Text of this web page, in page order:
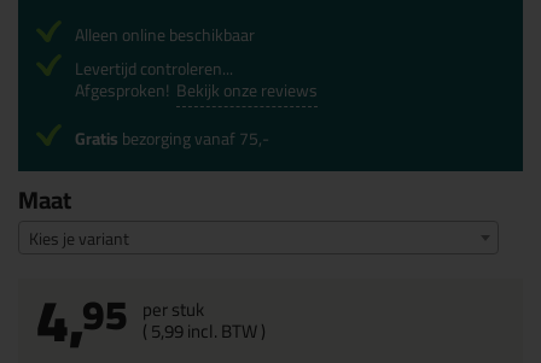
Maat
Kies je variant
4,95 per stuk
(5,99incl. BTW )
Alleen online beschikbaar
Levertijd controleren...
Afgesproken! Bekijk onze reviews
Gratisbezorging vanaf 75,-